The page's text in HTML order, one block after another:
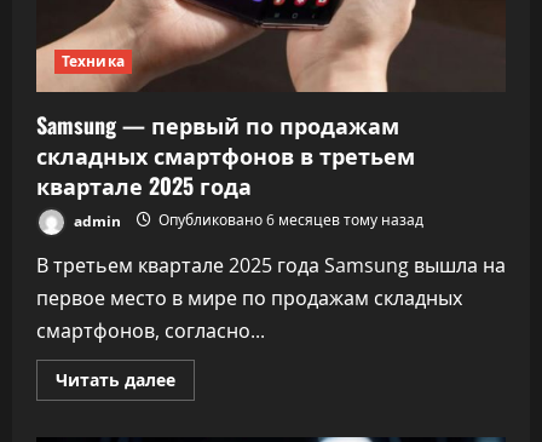
Техника
Samsung — первый по продажам
складных смартфонов в третьем
квартале 2025 года
admin Опубликовано 6 месяцев тому назад
В третьем квартале 2025 года Samsung вышла на
первое место в мире по продажам складных
смартфонов, согласно...
Читать далееПрочитать
больше